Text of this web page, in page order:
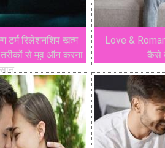
टर्म रिलेशनशिप खत्म
तरीकों से मूव ऑन करना
Love &
कैसे